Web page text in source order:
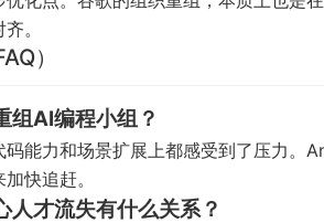
。
）
组AI编程小组？
码能力和场景扩展上都感受到了压力
快追赶。
人才流失有什么关系？